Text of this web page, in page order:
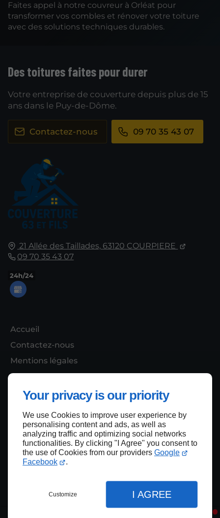
Your privacy is our priority
We use Cookies to improve user experience by
personalising content and ads, as well as
analyzing traffic and optimizing social networks
functionalities. By clicking "I Agree" you consent to
the use of Cookies from our providers Google
Facebook
.
Customize I AGREE
Faites appel à notre couvreur à Orléat pour
transformer vos combles et rénover votre toiture
avec des solutions techniques durables.
21 Allée des Taillades, 63120 COURPIERE
09 70 35 43 07
24h/24
Accueil
Contactez-nous
Mentions légales
Plan du site
Des toitures faites pour durer
Votre entreprise de couverture depuis plus de 15
ans dans le Puy-de-Dôme.
Contactez-nous 09 70 35 43 07
Haut de page